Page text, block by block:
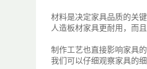
材料是决定家具品质的关
人造板材家具更耐用，而且
制作工艺也直接影响家具
我们可以仔细观察家具的